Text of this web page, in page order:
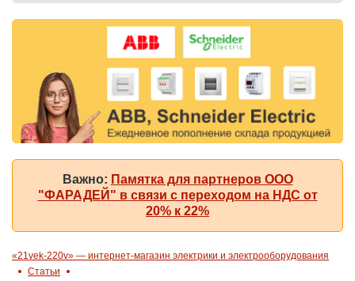
Важно: Памятка для партнеров ООО
"ФАРАДЕЙ" в связи с переходом на НДС от
20% к 22%
«21vek-220v» — интернет-магазин электрики и электрооборудования
Статьи